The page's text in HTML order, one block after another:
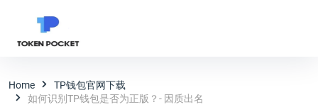
Home
TP钱包官网下载
如何识别TP钱包是否为正版？- 因质出名